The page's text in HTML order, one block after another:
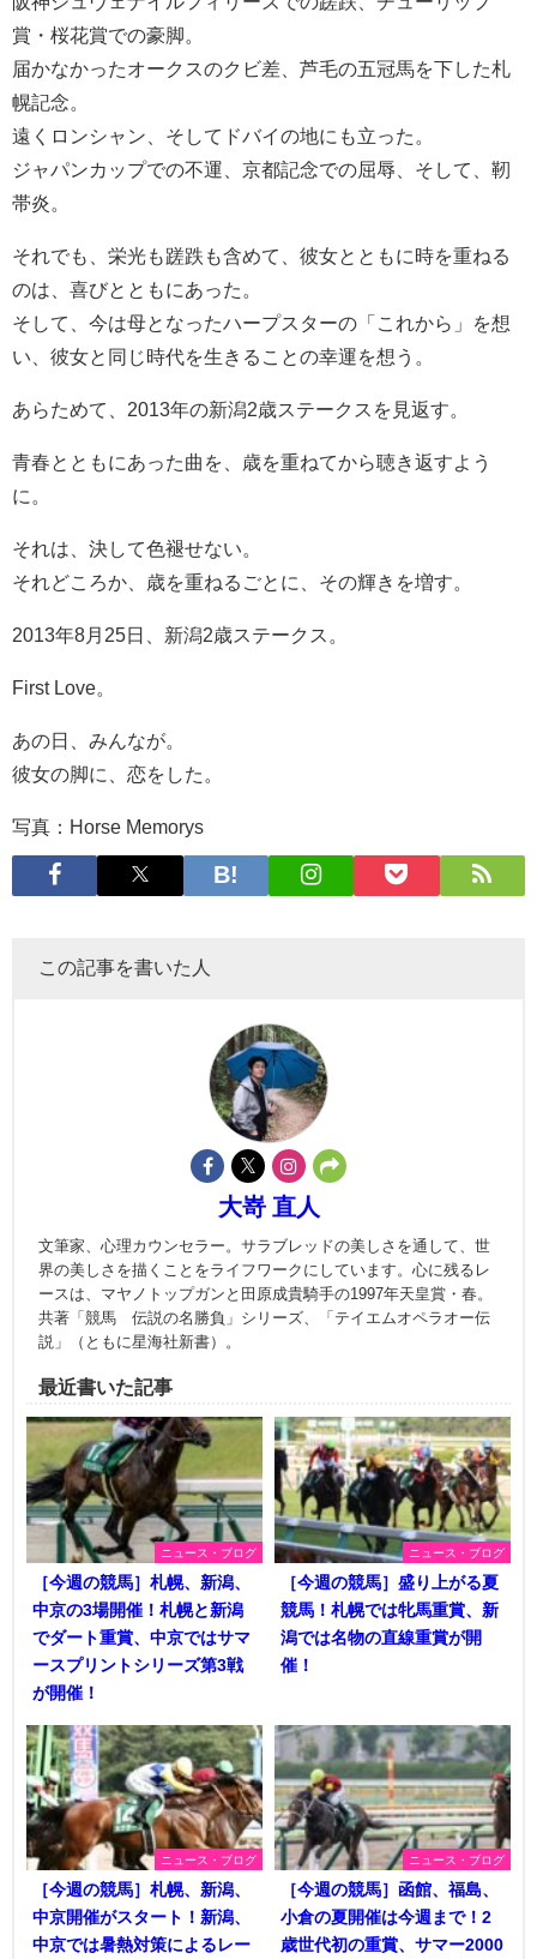
賞・桜花賞での豪脚。
届かなかったオークスのクビ差、芦毛の五冠馬を下した札
幌記念。
遠くロンシャン、そしてドバイの地にも立った。
ジャパンカップでの不運、京都記念での屈辱、そして、靭
帯炎。
それでも、栄光も蹉跌も含めて、彼女とともに時を重ねる
のは、喜びとともにあった。
そして、今は母となったハープスターの「これから」を想
い、彼女と同じ時代を生きることの幸運を想う。
あらためて、2013年の新潟2歳ステークスを見返す。
青春とともにあった曲を、歳を重ねてから聴き返すよう
に。
それは、決して色褪せない。
それどころか、歳を重ねるごとに、その輝きを増す。
2013年8月25日、新潟2歳ステークス。
First Love。
あの日、みんなが。
彼女の脚に、恋をした。
写真：Horse Memorys
この記事を書いた人
大嵜 直人
文筆家、心理カウンセラー。サラブレッドの美しさを通して、世
界の美しさを描くことをライフワークにしています。心に残るレ
ースは、マヤノトップガンと田原成貴騎手の1997年天皇賞・春。
共著「競馬 伝説の名勝負」シリーズ、「テイエムオペラオー伝
説」（ともに星海社新書）。
最近書いた記事
ニュース・ブログ
［今週の競馬］札幌、新潟、
中京の3場開催！札幌と新潟
でダート重賞、中京ではサマ
ースプリントシリーズ第3戦
が開催！
ニュース・ブログ
［今週の競馬］盛り上がる夏
競馬！札幌では牝馬重賞、新
潟では名物の直線重賞が開
催！
ニュース・ブログ
［今週の競馬］札幌、新潟、
中京開催がスタート！新潟、
中京では暑熱対策によるレー
ニュース・ブログ
［今週の競馬］函館、福島、
小倉の夏開催は今週まで！2
歳世代初の重賞、サマー2000